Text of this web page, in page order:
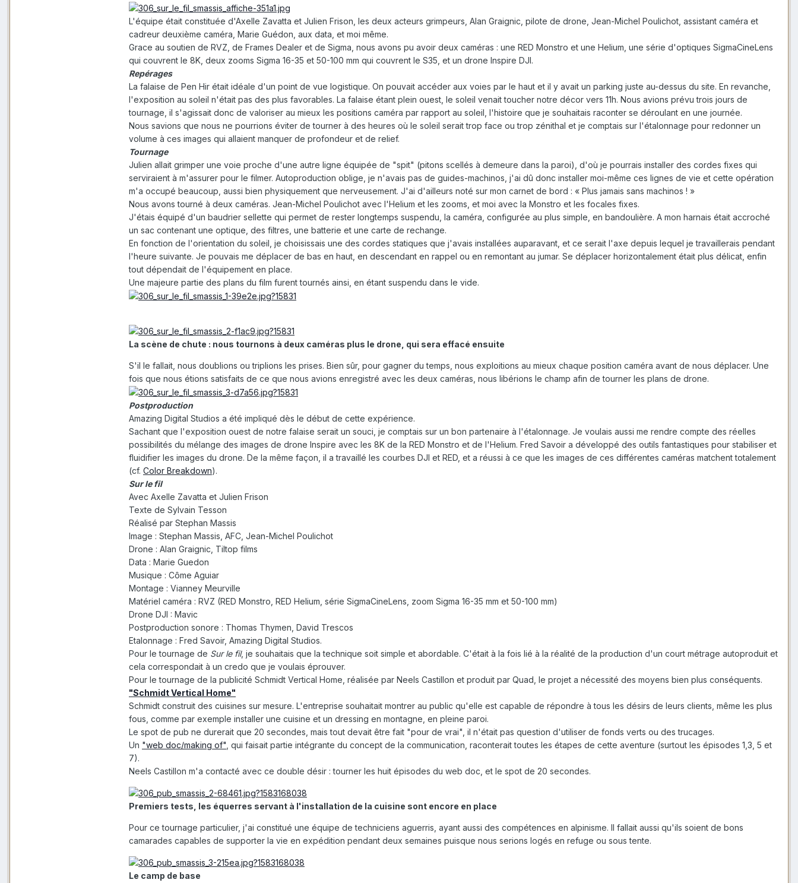
L'équipe était constituée d'Axelle Zavatta et Julien Frison, les deux acteurs grimpeurs, Alan Graignic, pilote de drone, Jean-Michel Poulichot, assistant caméra et
cadreur deuxième caméra, Marie Guédon, aux data, et moi même.
Grace au soutien de RVZ, de Frames Dealer et de Sigma, nous avons pu avoir deux caméras : une RED Monstro et une Helium, une série d'optiques SigmaCineLens
qui couvrent le 8K, deux zooms Sigma 16-35 et 50-100 mm qui couvrent le S35, et un drone Inspire DJI.
Repérages
La falaise de Pen Hir était idéale d'un point de vue logistique. On pouvait accéder aux voies par le haut et il y avait un parking juste au-dessus du site. En revanche,
l'exposition au soleil n'était pas des plus favorables. La falaise étant plein ouest, le soleil venait toucher notre décor vers 11h. Nous avions prévu trois jours de
tournage, il s'agissait donc de valoriser au mieux les positions caméra par rapport au soleil, l'histoire que je souhaitais raconter se déroulant en une journée.
Nous savions que nous ne pourrions éviter de tourner à des heures où le soleil serait trop face ou trop zénithal et je comptais sur l'étalonnage pour redonner un
volume à ces images qui allaient manquer de profondeur et de relief.
Tournage
Julien allait grimper une voie proche d'une autre ligne équipée de "spit" (pitons scellés à demeure dans la paroi), d'où je pourrais installer des cordes fixes qui
serviraient à m'assurer pour le filmer. Autoproduction oblige, je n'avais pas de guides-machinos, j'ai dû donc installer moi-même ces lignes de vie et cette opération
m'a occupé beaucoup, aussi bien physiquement que nerveusement. J'ai d'ailleurs noté sur mon carnet de bord : « Plus jamais sans machinos ! »
Nous avons tourné à deux caméras. Jean-Michel Poulichot avec l'Helium et les zooms, et moi avec la Monstro et les focales fixes.
J'étais équipé d'un baudrier sellette qui permet de rester longtemps suspendu, la caméra, configurée au plus simple, en bandoulière. A mon harnais était accroché
un sac contenant une optique, des filtres, une batterie et une carte de rechange.
En fonction de l'orientation du soleil, je choisissais une des cordes statiques que j'avais installées auparavant, et ce serait l'axe depuis lequel je travaillerais pendant
l'heure suivante. Je pouvais me déplacer de bas en haut, en descendant en rappel ou en remontant au jumar. Se déplacer horizontalement était plus délicat, enfin
tout dépendait de l'équipement en place.
Une majeure partie des plans du film furent tournés ainsi, en étant suspendu dans le vide.
La scène de chute : nous tournons à deux caméras plus le drone, qui sera effacé ensuite
S'il le fallait, nous doublions ou triplions les prises. Bien sûr, pour gagner du temps, nous exploitions au mieux chaque position caméra avant de nous déplacer. Une
fois que nous étions satisfaits de ce que nous avions enregistré avec les deux caméras, nous libérions le champ afin de tourner les plans de drone.
Postproduction
Amazing Digital Studios a été impliqué dès le début de cette expérience.
Sachant que l'exposition ouest de notre falaise serait un souci, je comptais sur un bon partenaire à l'étalonnage. Je voulais aussi me rendre compte des réelles
possibilités du mélange des images de drone Inspire avec les 8K de la RED Monstro et de l'Helium. Fred Savoir a développé des outils fantastiques pour stabiliser et
fluidifier les images du drone. De la même façon, il a travaillé les courbes DJI et RED, et a réussi à ce que les images de ces différentes caméras matchent totalement
(cf. Color Breakdown).
Sur le fil
Avec Axelle Zavatta et Julien Frison
Texte de Sylvain Tesson
Réalisé par Stephan Massis
Image : Stephan Massis, AFC, Jean-Michel Poulichot
Drone : Alan Graignic, Tiltop films
Data : Marie Guedon
Musique : Côme Aguiar
Montage : Vianney Meurville
Matériel caméra : RVZ (RED Monstro, RED Helium, série SigmaCineLens, zoom Sigma 16-35 mm et 50-100 mm)
Drone DJI : Mavic
Postproduction sonore : Thomas Thymen, David Trescos
Etalonnage : Fred Savoir, Amazing Digital Studios.
Pour le tournage de Sur le fil, je souhaitais que la technique soit simple et abordable. C'était à la fois lié à la réalité de la production d'un court métrage autoproduit et
cela correspondait à un credo que je voulais éprouver.
Pour le tournage de la publicité Schmidt Vertical Home, réalisée par Neels Castillon et produit par Quad, le projet a nécessité des moyens bien plus conséquents.
"Schmidt Vertical Home"
Schmidt construit des cuisines sur mesure. L'entreprise souhaitait montrer au public qu'elle est capable de répondre à tous les désirs de leurs clients, même les plus
fous, comme par exemple installer une cuisine et un dressing en montagne, en pleine paroi.
Le spot de pub ne durerait que 20 secondes, mais tout devait être fait "pour de vrai", il n'était pas question d'utiliser de fonds verts ou des trucages.
Un "web doc/making of" , qui faisait partie intégrante du concept de la communication, raconterait toutes les étapes de cette aventure (surtout les épisodes 1,3, 5 et
7).
Neels Castillon m'a contacté avec ce double désir : tourner les huit épisodes du web doc, et le spot de 20 secondes.
Premiers tests, les équerres servant à l'installation de la cuisine sont encore en place
Pour ce tournage particulier, j'ai constitué une équipe de techniciens aguerris, ayant aussi des compétences en alpinisme. Il fallait aussi qu'ils soient de bons
camarades capables de supporter la vie en expédition pendant deux semaines puisque nous serions logés en refuge ou sous tente.
Le camp de base